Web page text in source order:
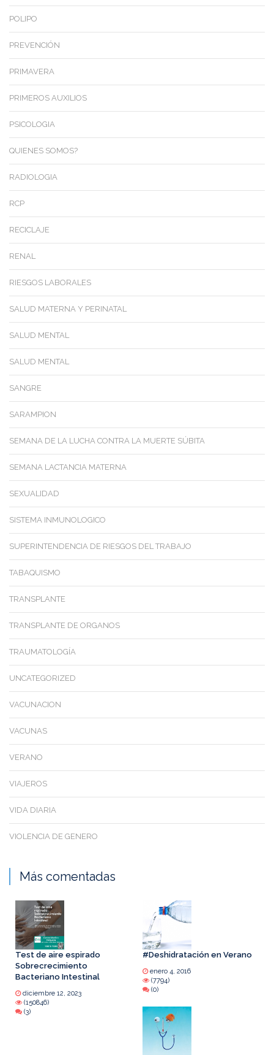
POLIPO
PREVENCIÓN
PRIMAVERA
PRIMEROS AUXILIOS
PSICOLOGIA
QUIENES SOMOS?
RADIOLOGIA
RCP
RECICLAJE
RENAL
RIESGOS LABORALES
SALUD MATERNA Y PERINATAL
SALUD MENTAL
SALUD MENTAL
SANGRE
SARAMPION
SEMANA DE LA LUCHA CONTRA LA MUERTE SÚBITA
SEMANA LACTANCIA MATERNA
SEXUALIDAD
SISTEMA INMUNOLOGICO
SUPERINTENDENCIA DE RIESGOS DEL TRABAJO
TABAQUISMO
TRANSPLANTE
TRANSPLANTE DE ORGANOS
TRAUMATOLOGÍA
UNCATEGORIZED
VACUNACION
VACUNAS
VERANO
VIAJEROS
VIDA DIARIA
VIOLENCIA DE GENERO
Más comentadas
Test de aire espirado
Sobrecrecimiento
Bacteriano Intestinal
diciembre 12, 2023
(150846)
(3)
#Deshidratación en Verano
enero 4, 2016
(7794)
(0)